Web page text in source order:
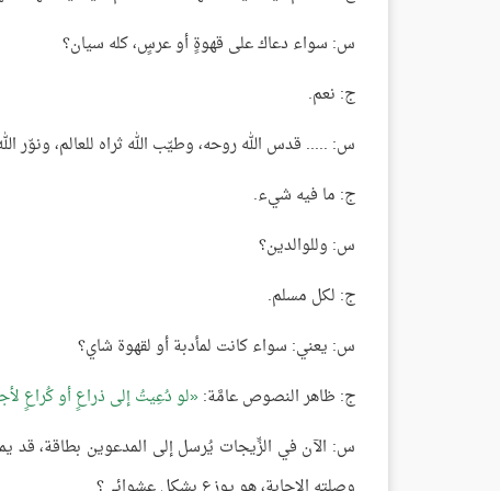
س: سواء دعاك على قهوةٍ أو عرسٍ، كله سيان؟
ج: نعم.
س: ..... قدس الله روحه، وطيّب الله ثراه للعالم، ونوّر
ج: ما فيه شيء.
س: وللوالدين؟
ج: لكل مسلم.
س: يعني: سواء كانت لمأدبة أو لقهوة شاي؟
ج: ظاهر النصوص عامَّة: لو دُعِيتُ إلى ذراعٍ أو كُراعٍ
س: الآن في الزِّيجات يُرسل إلى المدعوين بطاقة، قد